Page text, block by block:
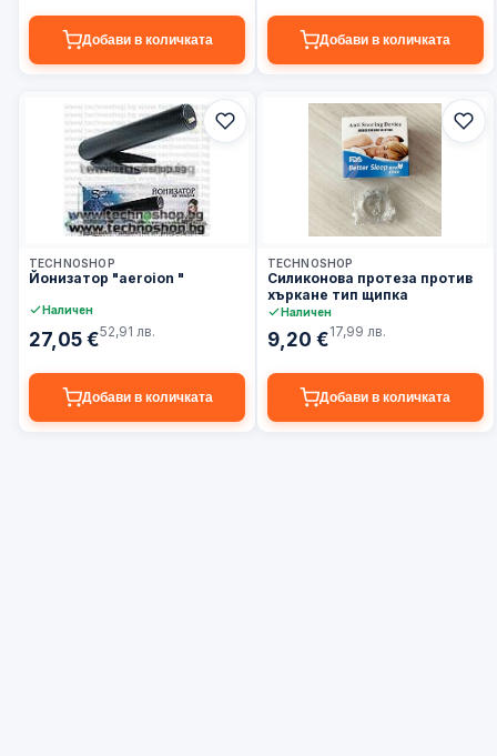
Добави в количката Добави в количката
3–5 дни
TECHNOSHOP
Йонизатор "aeroion "
Наличен
27,05 €52,91 лв.
Добави в количката
3–5 дни
TECHNOSHOP
Силиконова протеза против
хъркане тип щипка
Наличен
9,20 €17,99 лв.
Добави в количката